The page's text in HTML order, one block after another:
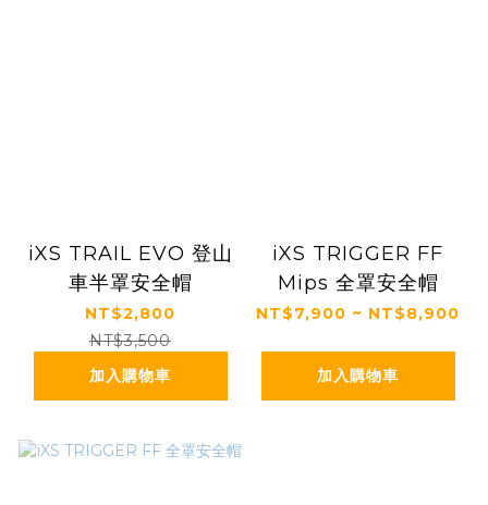
iXS TRAIL EVO 登山
車半罩安全帽
NT$2,800
NT$3,500
加入購物車
iXS TRIGGER FF
Mips 全罩安全帽
NT$7,900 ~ NT$8,900
加入購物車